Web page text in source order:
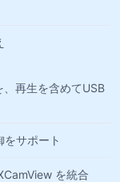
再生を含めてUSB
サポート
を統合